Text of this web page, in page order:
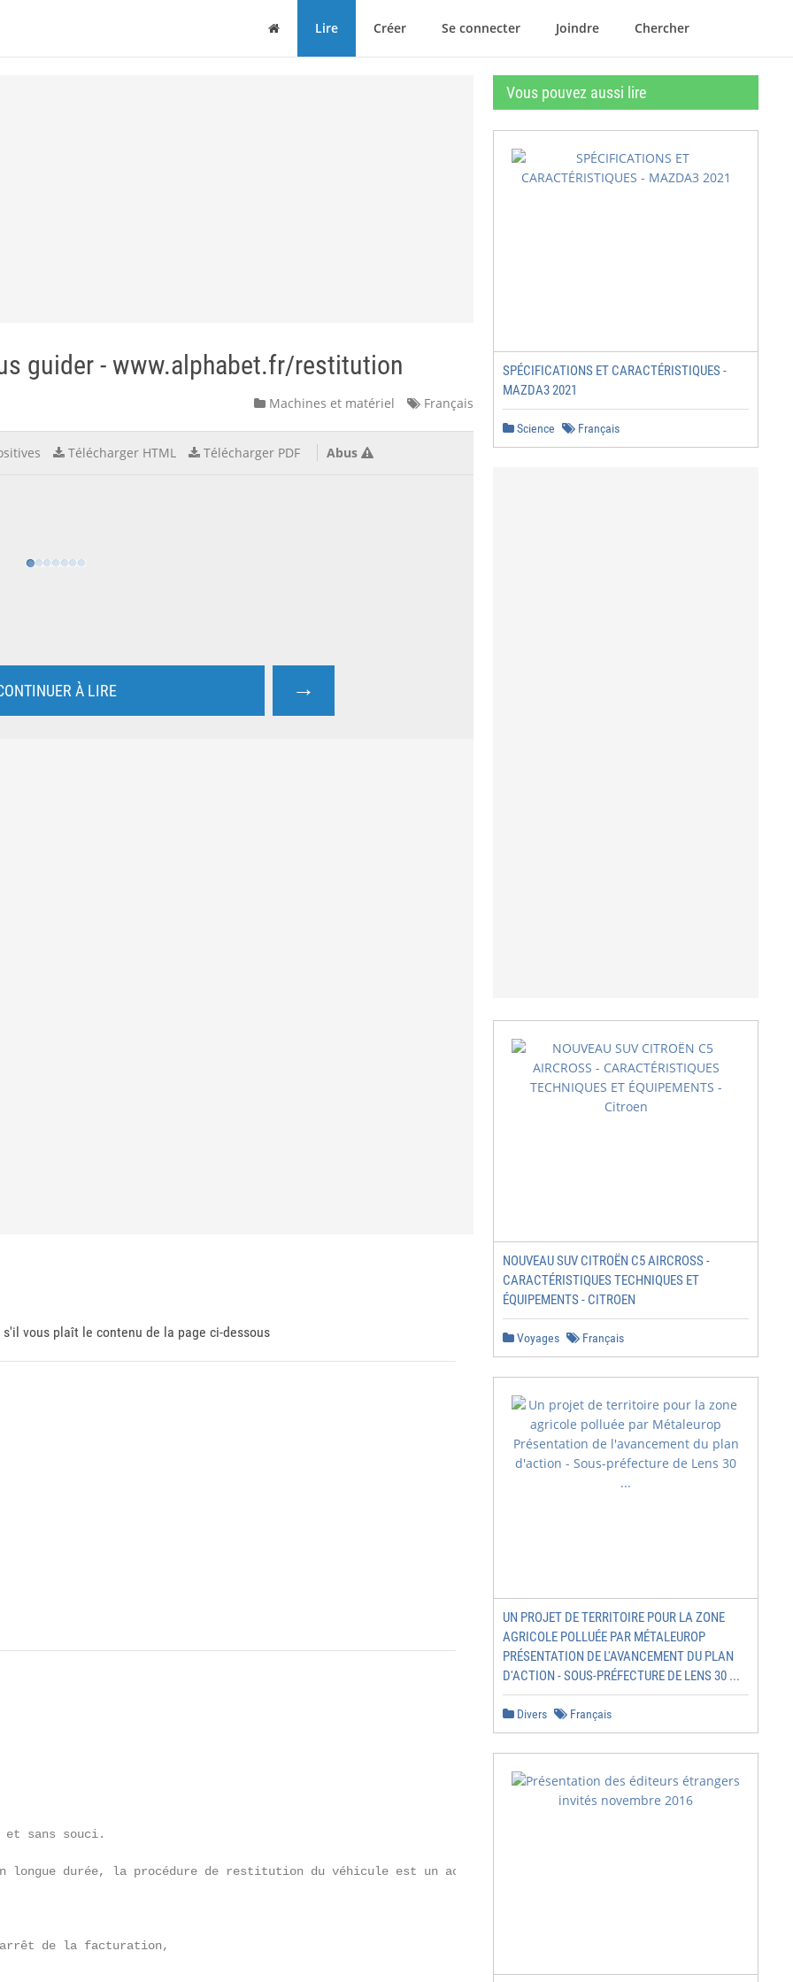
MaisonLire Créer Se connecter Joindre Chercher
guider - www.alphabet.fr/restitution
Machines et matériel Français
Télécharger HTML Télécharger PDF Abus
À LIRE →
vous plaît le contenu de la page ci-dessous
sans souci.
longue durée, la procédure de restitution du véhicule est un acte décisif dont le
de la facturation,
Vous pouvez aussi lire
SPÉCIFICATIONS ET CARACTÉRISTIQUES -
MAZDA3 2021
Science Français
NOUVEAU SUV CITROËN C5 AIRCROSS -
CARACTÉRISTIQUES TECHNIQUES ET
ÉQUIPEMENTS - CITROEN
Voyages Français
UN PROJET DE TERRITOIRE POUR LA ZONE
AGRICOLE POLLUÉE PAR MÉTALEUROP
PRÉSENTATION DE L'AVANCEMENT DU PLAN
D'ACTION - SOUS-PRÉFECTURE DE LENS 30 ...
Divers Français